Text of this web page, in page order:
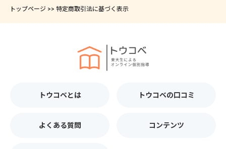
トップページ >> 特定商取引法に基づく表示
トウコベとは トウコベの口コミ
よくある質問 コンテンツ